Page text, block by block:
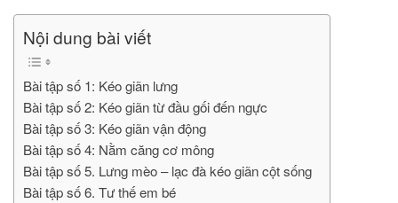
Nội dung bài viết
Bài tập số 1: Kéo giãn lưng
Bài tập số 2: Kéo giãn từ đầu gối đến ngực
Bài tập số 3: Kéo giãn vận động
Bài tập số 4: Nằm căng cơ mông
Bài tập số 5. Lưng mèo – lạc đà kéo giãn cột sống
Bài tập số 6. Tư thế em bé